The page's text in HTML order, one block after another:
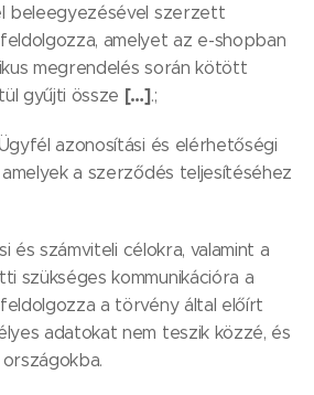
beleegyezésével szerzett
amelyet az e-shopban
megrendelés során kötött
gyűjti össze […].;
azonosítási és elérhetőségi
a szerződés teljesítéséhez
és számviteli célokra, valamint a
szükséges kommunikációra a
a törvény által előírt
adatokat nem teszik közzé, és